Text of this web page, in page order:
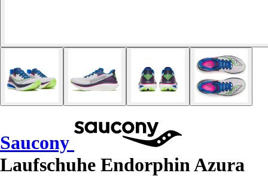
Saucony
Laufschuhe Endorphin Azura